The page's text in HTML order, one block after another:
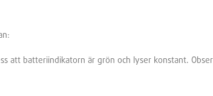
att batteriindikatorn är grön och lyser konstant.